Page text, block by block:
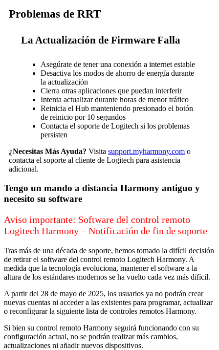
Problemas de RRT
La Actualización de Firmware Falla
Asegúrate de tener una conexión a internet estable
Desactiva los modos de ahorro de energía durante
la actualización
Cierra otras aplicaciones que puedan interferir
Intenta actualizar durante horas de menor tráfico
Reinicia el Hub manteniendo presionado el botón
de reinicio por 10 segundos
Contacta el soporte de Logitech si los problemas
persisten
¿Necesitas Más Ayuda? Visita support.myharmony.com o
contacta el soporte al cliente de Logitech para asistencia
adicional.
Tengo un mando a distancia Harmony antiguo y
necesito su software
Aviso importante: Software del control remoto
Logitech Harmony – Notificación de fin de soporte
Tras más de una década de soporte, hemos tomado la difícil decisión
de retirar el software del control remoto Logitech Harmony. A
medida que la tecnología evoluciona, mantener el software a la
altura de los estándares modernos se ha vuelto cada vez más difícil.
A partir del 28 de mayo de 2025, los usuarios ya no podrán crear
nuevas cuentas ni acceder a las existentes para programar, actualizar
o reconfigurar la siguiente lista de controles remotos Harmony.
Si bien su control remoto Harmony seguirá funcionando con su
configuración actual, no se podrán realizar más cambios,
actualizaciones ni añadir nuevos dispositivos.